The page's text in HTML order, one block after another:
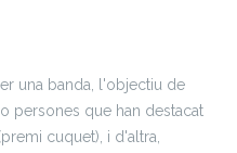
una banda, l'objectiu de
persones que han destacat
cuquet), i d'altra,